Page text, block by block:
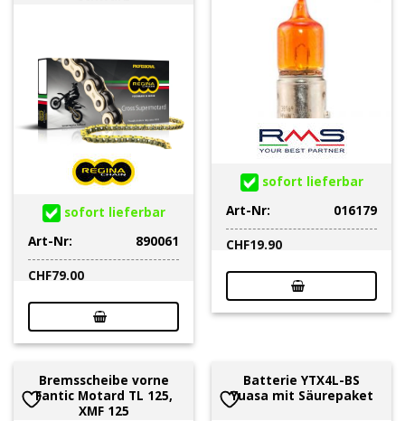
sofort lieferbar
Art-Nr:
890061
CHF79.00
sofort lieferbar
Art-Nr:
016179
CHF19.90
Bremsscheibe vorne
Fantic Motard TL 125,
XMF 125
Batterie YTX4L-BS
Yuasa mit Säurepaket